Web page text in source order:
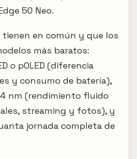
50 Neo.
en común y que los
más baratos:
o pOLED (diferencia
y consumo de batería),
nm (rendimiento fluido
streaming y fotos), y
jornada completa de